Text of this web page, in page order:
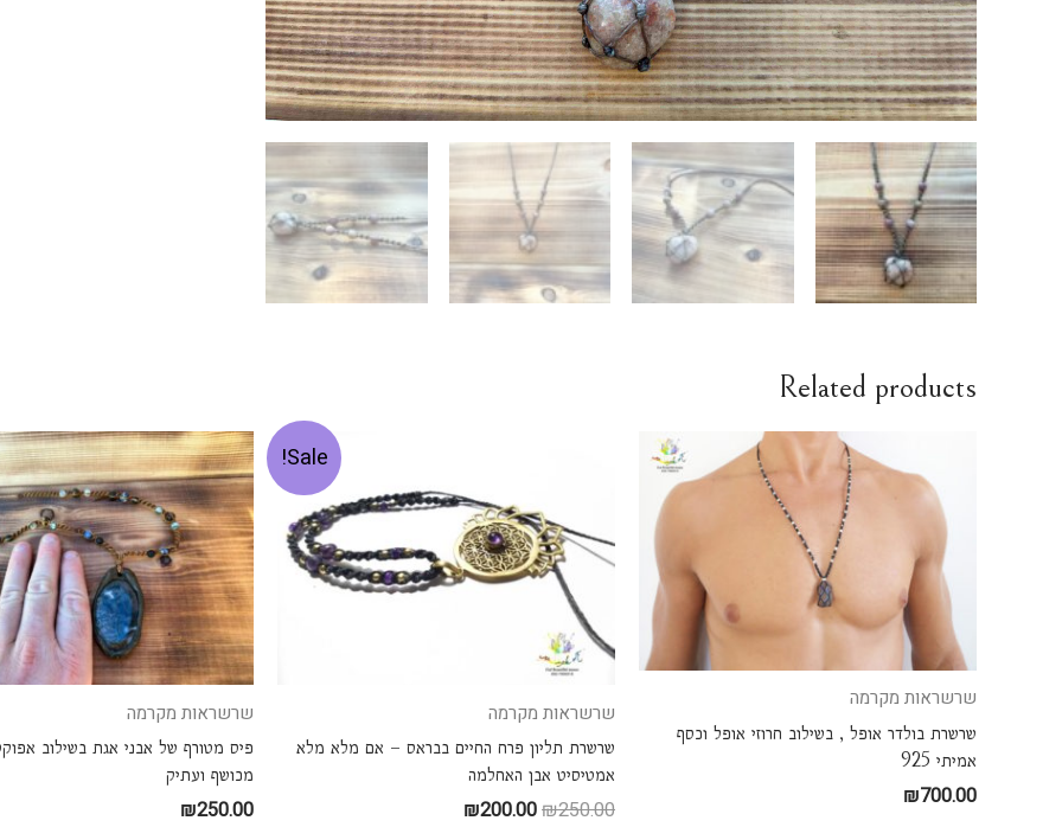
Related products
שרשראות מקרמה
שרשרת בולדר אופל , בשילוב חרוזי אופל וכסף
אמיתי 925
₪700.00
Sale!
שרשראות מקרמה
שרשרת תליון פרח החיים בבראס – אם מלא מלא
אמטיסיט אבן האחלמה
₪250.00
₪200.00
שרשראות מקרמה
פיס מטורף של אבני אגת בשילוב
מכושף ועתיק
₪250.00